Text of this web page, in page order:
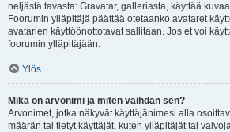
neljästä tavasta: Gravatar, galleriasta, käyttää
Foorumin ylläpitäjä päättää otetaanko avataret
avatarien käyttöönottotavat sallitaan. Jos et voi
foorumin ylläpitäjään.
Ylös
Mikä on arvonimi ja miten vaihdan sen?
Arvonimet, jotka näkyvät käyttäjänimesi alla
määrän tai tietyt käyttäjät, kuten ylläpitäjät tai